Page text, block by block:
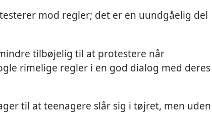
mod regler; det er en uundgåelig del
tilbøjelig til at protestere når
rimelige regler i en god dialog med deres
til at teenagere slår sig i tøjret, men uden